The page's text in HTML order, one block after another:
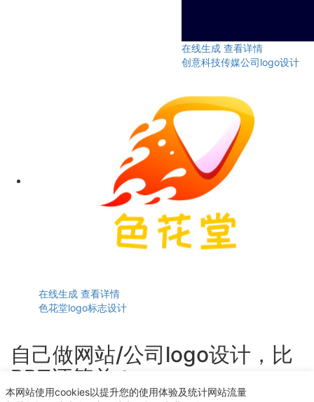
在线生成 查看详情
创意科技传媒公司logo设计
在线生成 查看详情
色花堂logo标志设计
自己做网站/公司logo设计，比
PPT还简单！
本网站使用cookies以提升您的使用体验及统计网站流量